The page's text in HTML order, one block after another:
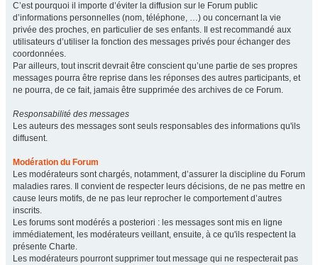
C’est pourquoi il importe d’éviter la diffusion sur le Forum public
d’informations personnelles (nom, téléphone, …) ou concernant la vie
privée des proches, en particulier de ses enfants. Il est recommandé aux
utilisateurs d’utiliser la fonction des messages privés pour échanger des
coordonnées.
Par ailleurs, tout inscrit devrait être conscient qu’une partie de ses propres
messages pourra être reprise dans les réponses des autres participants, et
ne pourra, de ce fait, jamais être supprimée des archives de ce Forum.
Responsabilité des messages
Les auteurs des messages sont seuls responsables des informations qu'ils
diffusent.
Modération du Forum
Les modérateurs sont chargés, notamment, d’assurer la discipline du Forum
maladies rares. Il convient de respecter leurs décisions, de ne pas mettre en
cause leurs motifs, de ne pas leur reprocher le comportement d’autres
inscrits.
Les forums sont modérés a posteriori : les messages sont mis en ligne
immédiatement, les modérateurs veillant, ensuite, à ce qu'ils respectent la
présente Charte.
Les modérateurs pourront supprimer tout message qui ne respecterait pas